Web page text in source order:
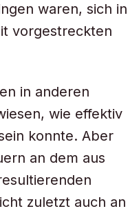
waren, sich in
vorgestreckten
in anderen
wie effektiv
konnte. Aber
an dem aus
zuletzt auch an